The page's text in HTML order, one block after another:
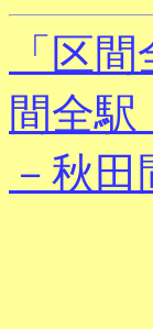
「区
間全駅
－秋田